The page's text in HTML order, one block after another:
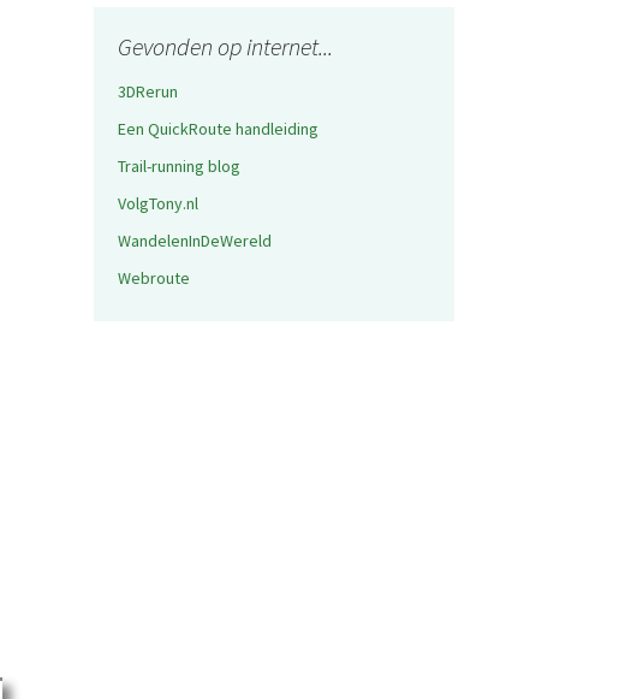
Gevonden op internet...
3DRerun
Een QuickRoute handleiding
Trail-running blog
VolgTony.nl
WandelenInDeWereld
Webroute